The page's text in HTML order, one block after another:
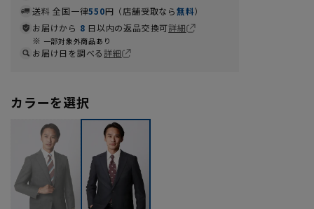
送料 全国一律550円（店舗受取なら無料）
お届けから 8 日以内の返品交換可詳細
一部対象外商品あり
お届け日を調べる詳細
カラーを選択